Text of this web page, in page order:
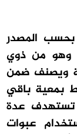
بحسب المصدر
وهو من ذوي
ويصنف ضمن
بمعية باقي
تستهدف عدة
عبوات